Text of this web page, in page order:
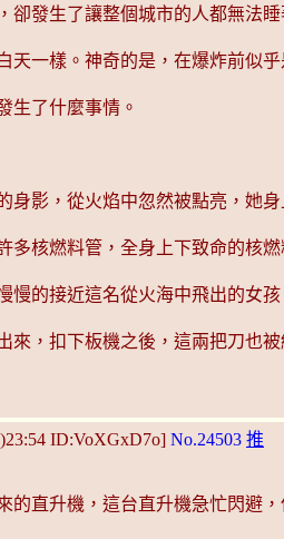
發生了讓整個城市的人都無法睡
一樣。神奇的是，在爆炸前似
生了什麼事情。
影，從火焰中忽然被點亮，她
核燃料管，全身上下致命的核
慢的接近這名從火海中飛出的女孩
，扣下板機之後，這兩把刀也被
ID:VoXGxD7o] No.24503 推
的直升機，這台直升機急忙閃避